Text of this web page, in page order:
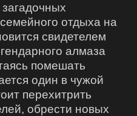
отдыха на
свидетелем
алмаза
помешать
один в чужой
перехитрить
обрести новых